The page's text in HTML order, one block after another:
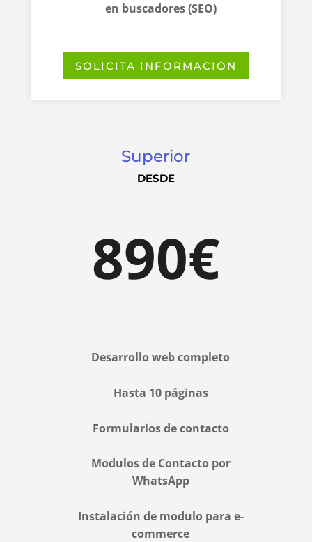
en buscadores (SEO)
SOLICITA INFORMACIÓN
Superior
DESDE
890€
Desarrollo web completo
Hasta 10 páginas
Formularios de contacto
Modulos de Contacto por
WhatsApp
Instalación de modulo para e-
commerce